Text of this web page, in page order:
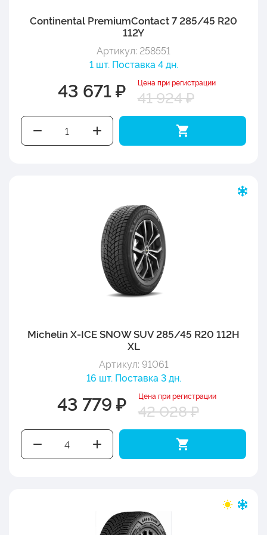
Continental PremiumContact 7 285/45 R20
112Y
Артикул: 258551
1 шт. Поставка 4 дн.
43 671 ₽ Цена при регистрации
41 924 ₽
Michelin X-ICE SNOW SUV 285/45 R20 112H
XL
Артикул: 91061
16 шт. Поставка 3 дн.
43 779 ₽ Цена при регистрации
42 028 ₽